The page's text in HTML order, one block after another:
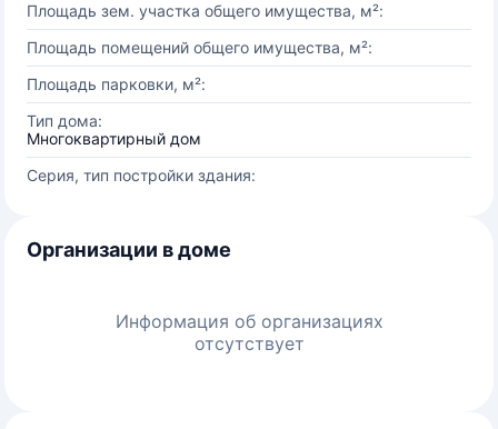
Площадь зем. участка общего имущества, м²:
Площадь помещений общего имущества, м²:
Площадь парковки, м²:
Тип дома:
Многоквартирный дом
Серия, тип постройки здания:
Организации в доме
Информация об организациях
отсутствует